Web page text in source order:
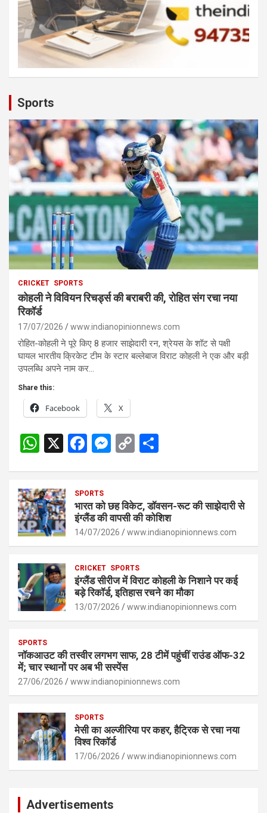
Sports
CRICKET SPORTS
कोहली ने विवियन रिचर्ड्स की बराबरी की, रोहित संग रचा नया
रिकॉर्ड
17/07/2026 www.indianopinionnews.com
रोहित-कोहली ने पूरे किए 8 हजार साझेदारी रन, श्रेयस के शॉट से पक्षी
घायल भारतीय क्रिकेट टीम के स्टार बल्लेबाज विराट कोहली ने एक और बड़ी
उपलब्धि अपने नाम कर…
Share this:
Facebook X
W
s
A
p
p
X
F
b
o
o
M
n
g
er
C
Li
n
k
e
SPORTS
भारत को छह विकेट, डॉवसन-रूट की साझेदारी से
इंग्लैंड की वापसी की कोशिश
14/07/2026 www.indianopinionnews.com
CRICKET SPORTS
इंग्लैंड सीरीज में विराट कोहली के निशाने पर कई
बड़े रिकॉर्ड, इतिहास रचने का मौका
13/07/2026 www.indianopinionnews.com
SPORTS
नॉकआउट की तस्वीर लगभग साफ, 28 टीमें पहुंचीं राउंड ऑफ-32
में; चार स्थानों पर अब भी सस्पेंस
27/06/2026 www.indianopinionnews.com
SPORTS
मेसी का अल्जीरिया पर कहर, हैट्रिक से रचा नया
विश्व रिकॉर्ड
17/06/2026 www.indianopinionnews.com
Advertisements